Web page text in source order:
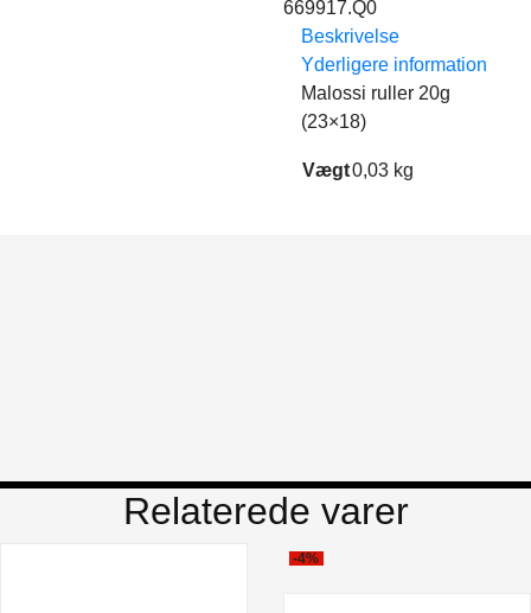
669917.Q0
Beskrivelse
Yderligere information
Malossi ruller 20g
(23×18)
Vægt0,03 kg
Relaterede varer
-4%